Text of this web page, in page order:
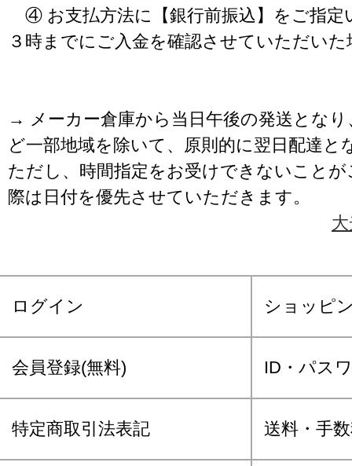
④ お支払方法に【銀行前振込】をご指定
３時までにご入金を確認させていただいた
→ メーカー倉庫から当日午後の発送となり
ど一部地域を除いて、原則的に翌日配達と
ただし、時間指定をお受けできないこと
際は日付を優先させていただきます。
ログイン ショッピ
会員登録(無料) ID・パス
特定商取引法表記 送料・手